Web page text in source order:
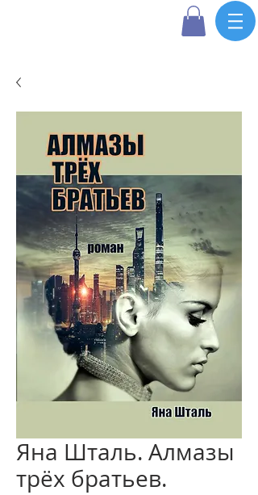
Яна Шталь. Алмазы
трёх братьев.